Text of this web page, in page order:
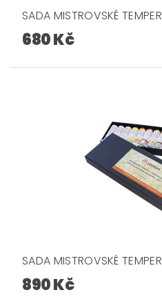
SADA MISTROVSKÉ
680 Kč
SADA MISTROVSKÉ
890 Kč